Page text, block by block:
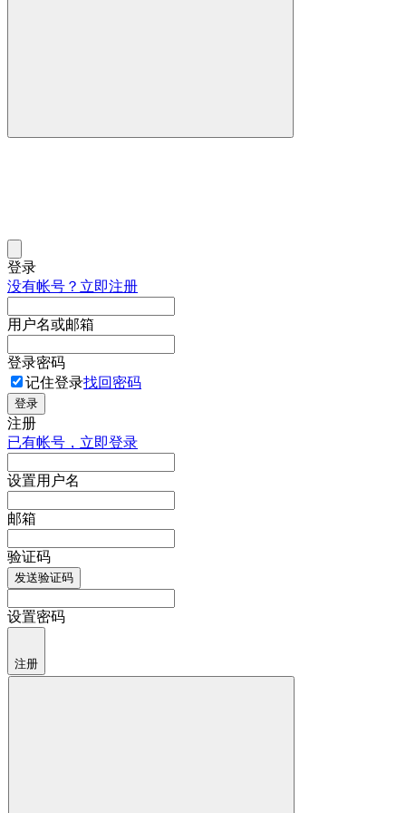
登录
没有帐号？立即注册
用户名或邮箱
登录密码
记住登录找回密码
登录
注册
已有帐号，立即登录
设置用户名
邮箱
验证码
发送验证码
设置密码
注册